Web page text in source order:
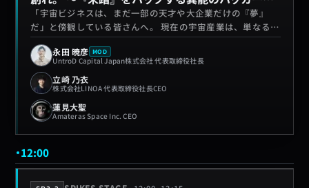
ち～
「宇宙ビジネスは、まだ一部の天才や大企業だけの『夢』
だ」と傍観している皆さんへ。 現在の宇宙産業は、単なるロ
ケットの打ち上げから、軌道上サービスやデータ利用など、
手触りのある「インフラ実装」のフェーズへと急速に移行し
ています 。本セッションでは、誰も手を出さない極限領域に
フルベットする3名が登壇します。 「どの技術シーズが事業
になるか」をシビアに見抜くUntroD Capital Japanの永田暁
彦氏 、現在進行形の宇宙ビジネスの実例と未解決のボトルネ
ックを語るAmateras Spaceの蓮見大輔氏 、そして次世代研
究者が組織の壁を越えて挑むための「細胞膜型組織」を提唱
するLINOA 兼 SPIKES運営メンバーの立崎乃衣 。投資・事
業・共同体という3つの視点を掛け合わせ、宇宙研究を社会
実装するためのサバイバル術を徹底解剖します 。 ただの憧
永田 暁彦 MOD
UntroD Capital Japan株式会社 代表取締役社長
立崎 乃衣
株式会社LINOA 代表取締役社長CEO
蓮見大聖
Amateras Space Inc. CEO
12:00